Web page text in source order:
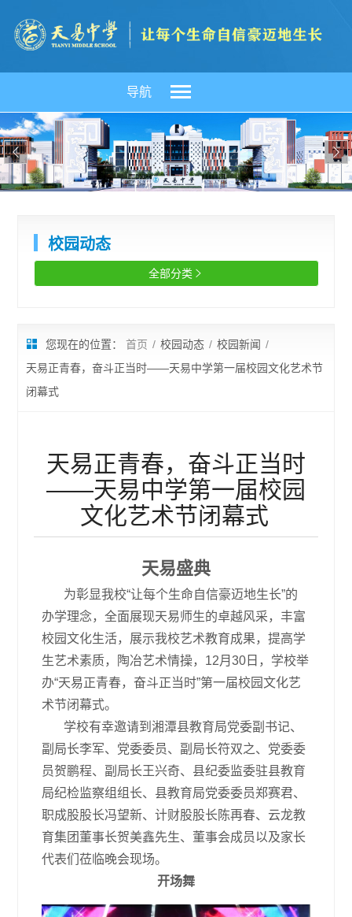
导航
 
校园动态
全部分类 
您现在的位置： 首页 / 校园动态 / 校园新闻 /
天易正青春，奋斗正当时——天易中学第一届校园文化艺术节
闭幕式
天易正青春，奋斗正当时
——天易中学第一届校园
文化艺术节闭幕式
天易盛典
为彰显我校“让每个生命自信豪迈地生长”的
办学理念，全面展现天易师生的卓越风采，丰富
校园文化生活，展示我校艺术教育成果，提高学
生艺术素质，陶冶艺术情操，12月30日，学校举
办“天易正青春，奋斗正当时”第一届校园文化艺
术节闭幕式。
学校有幸邀请到湘潭县教育局党委副书记、
副局长李军、党委委员、副局长符双之、党委委
员贺鹏程、副局长王兴奇、县纪委监委驻县教育
局纪检监察组组长、县教育局党委委员郑赛君、
职成股股长冯望新、计财股股长陈再春、云龙教
育集团董事长贺美鑫先生、董事会成员以及家长
代表们莅临晚会现场。
开场舞